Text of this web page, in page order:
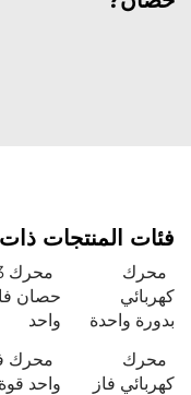
فئات المنتجات
محرك
كهربائي
بدورة واحدة
حصان
واحد
محرك
كهربائي فاز
محرك